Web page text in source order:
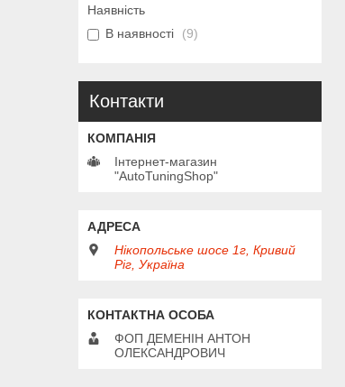
Наявність
В наявності
9
Контакти
Інтернет-магазин
"AutoTuningShop"
Нікопольське шосе 1г, Кривий
Ріг, Україна
ФОП ДЕМЕНІН АНТОН
ОЛЕКСАНДРОВИЧ